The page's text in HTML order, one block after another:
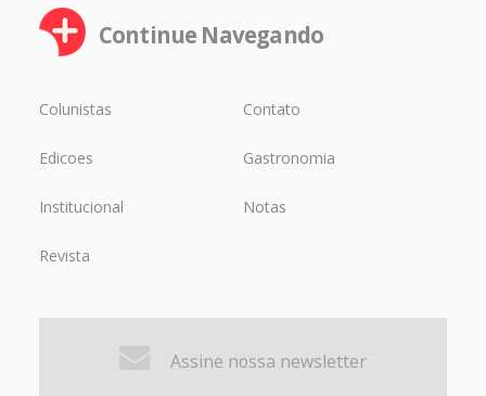
Continue Navegando
Colunistas Contato
Edicoes Gastronomia
Institucional Notas
Revista
Assine nossa newsletter